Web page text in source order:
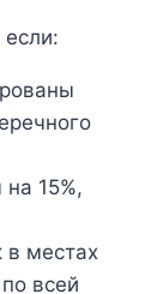
15%,
местах
всей